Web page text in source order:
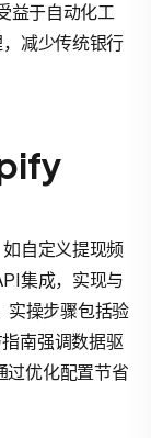
益于自动化工
减少传统银行
自定义提现频
集成，实现与
实操步骤包括验
南强调数据驱
优化配置节省